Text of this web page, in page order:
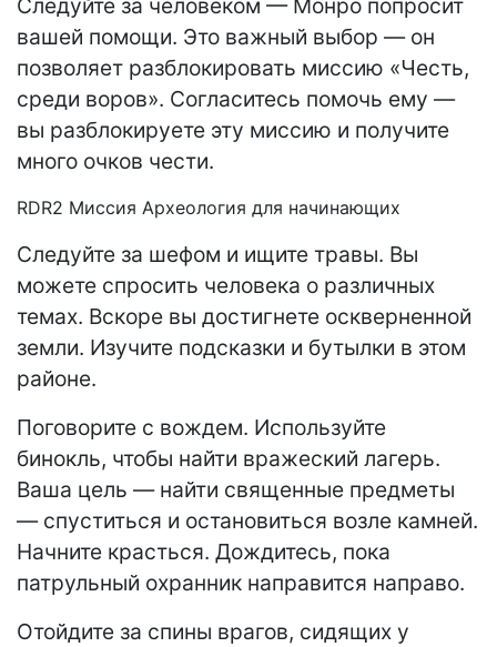
Следуйте за человеком — Монро попросит
вашей помощи. Это важный выбор — он
позволяет разблокировать миссию «Честь,
среди воров». Согласитесь помочь ему —
вы разблокируете эту миссию и получите
много очков чести.
RDR2 Миссия Археология для начинающих
Следуйте за шефом и ищите травы. Вы
можете спросить человека о различных
темах. Вскоре вы достигнете оскверненной
земли. Изучите подсказки и бутылки в этом
районе.
Поговорите с вождем. Используйте
бинокль, чтобы найти вражеский лагерь.
Ваша цель — найти священные предметы
— спуститься и остановиться возле камней.
Начните красться. Дождитесь, пока
патрульный охранник направится направо.
Отойдите за спины врагов, сидящих у